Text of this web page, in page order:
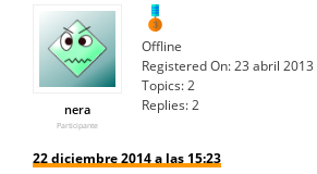
nera
Participante
Offline
Registered On:23 abril 2013
Topics:2
Replies:2
22 diciembre 2014 a las 15:23